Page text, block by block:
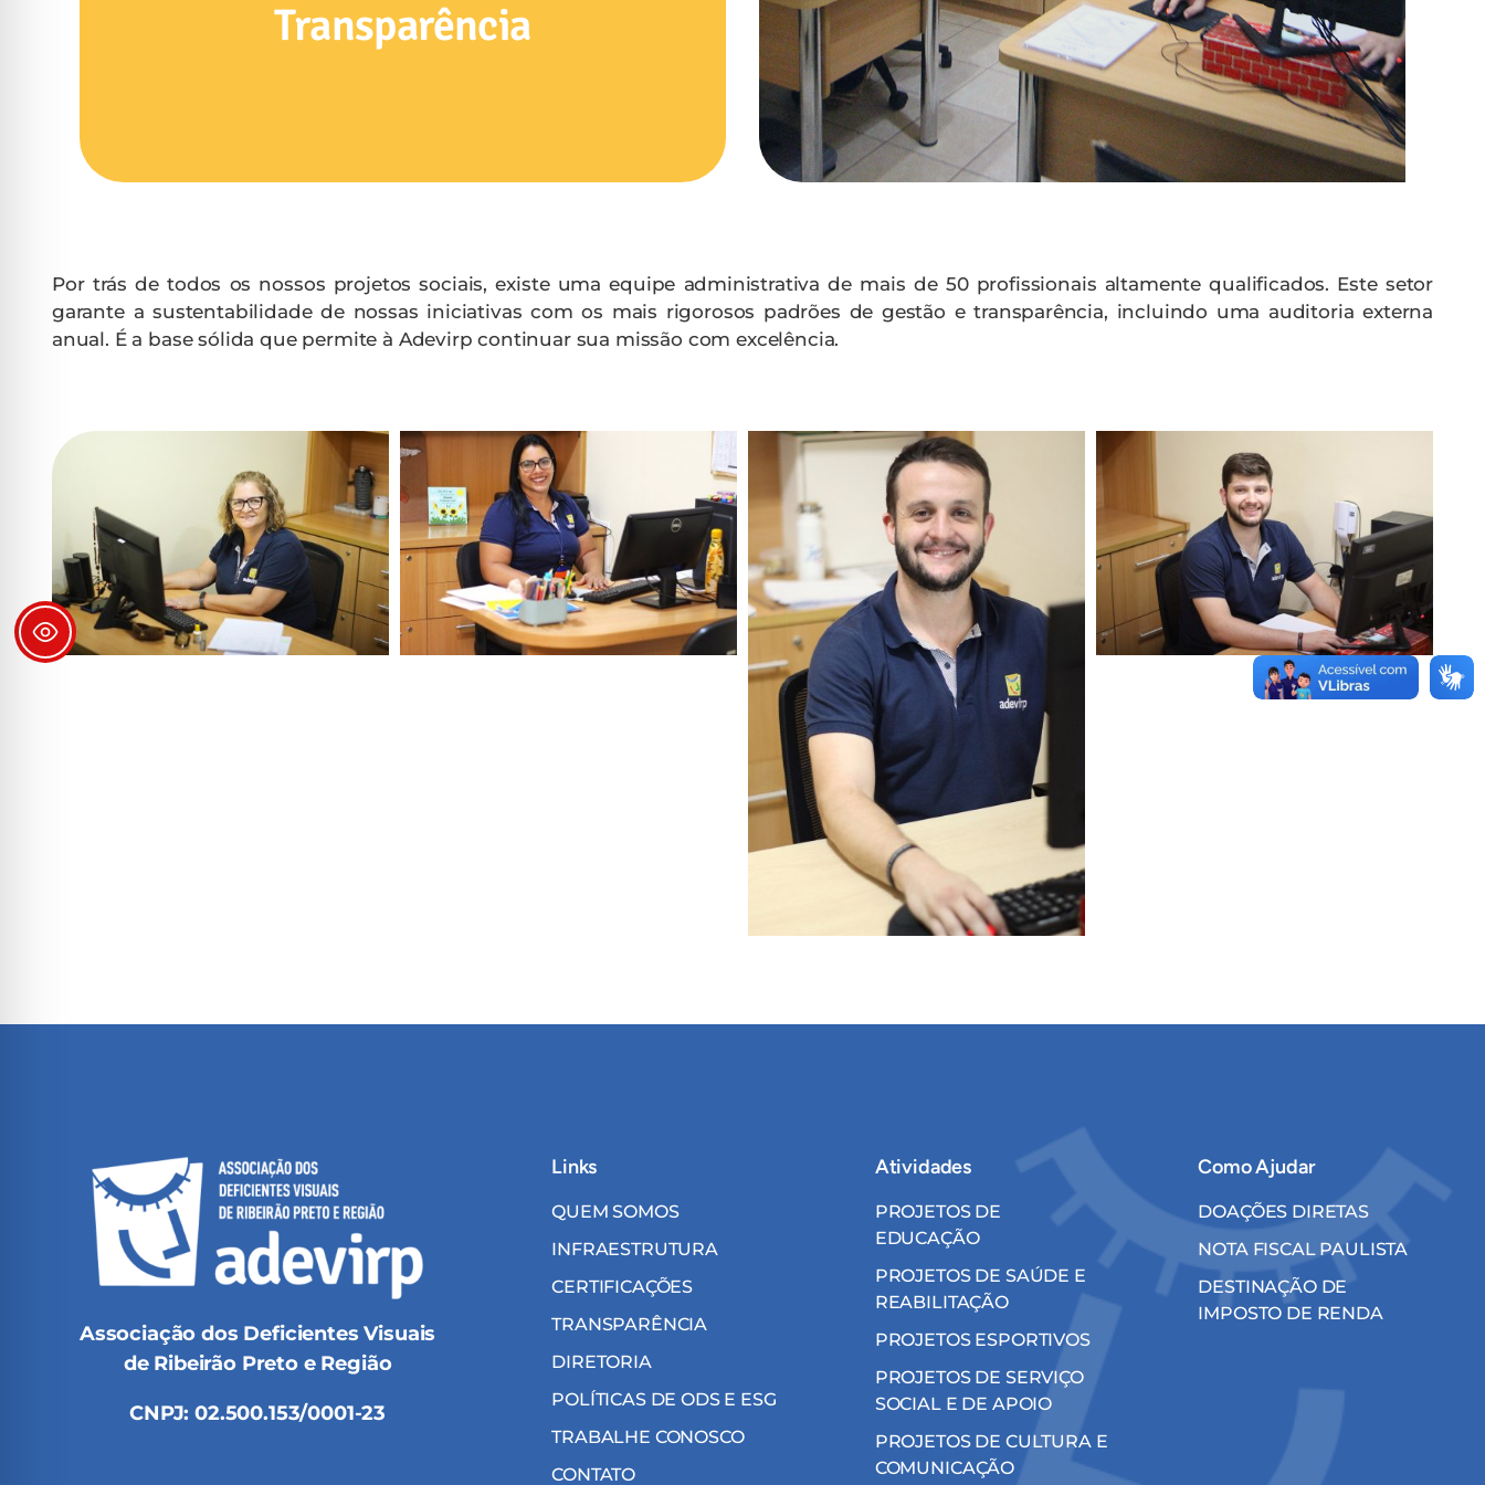
Transparência
Por trás de todos os nossos projetos sociais, existe uma equipe administrativa de mais de 50 profissionais altamente qualificados. Este setor
garante a sustentabilidade de nossas iniciativas com os mais rigorosos padrões de gestão e transparência, incluindo uma auditoria externa
anual. É a base sólida que permite à Adevirp continuar sua missão com excelência.
Associação dos Deficientes Visuais
de Ribeirão Preto e Região
CNPJ: 02.500.153/0001-23
Links
QUEM SOMOS
INFRAESTRUTURA
CERTIFICAÇÕES
TRANSPARÊNCIA
DIRETORIA
POLÍTICAS DE ODS E ESG
TRABALHE CONOSCO
CONTATO
Atividades
PROJETOS DE
EDUCAÇÃO
PROJETOS DE SAÚDE E
REABILITAÇÃO
PROJETOS ESPORTIVOS
PROJETOS DE SERVIÇO
SOCIAL E DE APOIO
PROJETOS DE CULTURA E
COMUNICAÇÃO
Como Ajudar
DOAÇÕES DIRETAS
NOTA FISCAL PAULISTA
DESTINAÇÃO DE
IMPOSTO DE RENDA